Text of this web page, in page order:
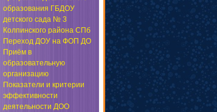
образования ГБДОУ
детского сада № 3
Колпинского района СПб
Переход ДОУ на ФОП ДО
Приём в
образовательную
организацию
Показатели и критерии
эффективности
деятельности ДОО